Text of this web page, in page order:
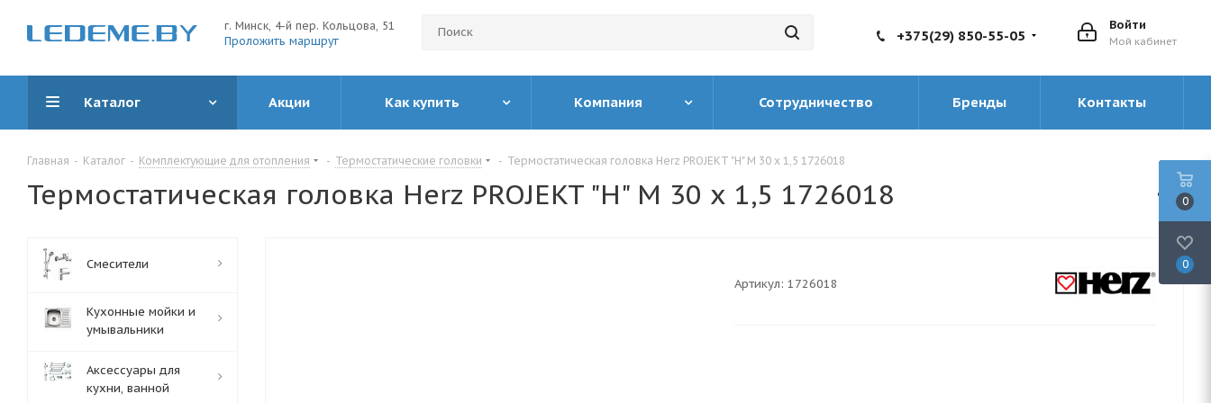
г. Минск, 4-й пер. Кольцова, 51
Проложить маршрут
Войти
Мой кабинет
+375(29) 850-55-05
Каталог Акции Как купить Компания Сотрудничество Бренды Контакты
Главная - Каталог - Комплектующие для отопления - Термостатические головки - Термостатическая головка Herz PROJEKT "H" М 30 х 1,5 1726018
Термостатическая головка Herz PROJEKT "H" М 30 х 1,5 1726018
Артикул: 1726018
Смесители
Кухонные мойки и
умывальники
Аксессуары для
кухни, ванной
0
0